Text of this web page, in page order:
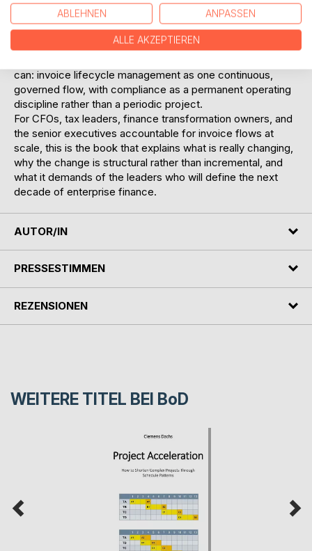
that the ERP can be the global control tower, that tax
technology is sufficient on its own and shows why none of
them, alone or in combination, can govern the modern
can: invoice lifecycle management as one continuous,
governed flow, with compliance as a permanent operating
discipline rather than a periodic project.
For CFOs, tax leaders, finance transformation owners, and
the senior executives accountable for invoice flows at
scale, this is the book that explains what is really changing,
why the change is structural rather than incremental, and
what it demands of the leaders who will define the next
decade of enterprise finance.
AUTOR/IN
PRESSESTIMMEN
REZENSIONEN
WEITERE TITEL BEI BoD
ABLEHNEN ANPASSEN
ALLE AKZEPTIEREN